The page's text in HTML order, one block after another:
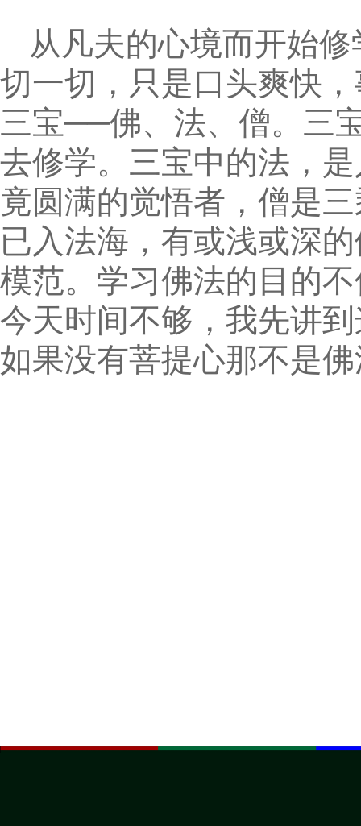
从凡夫的心境而开始
切一切，只是口头爽快
三宝──佛、法、僧。三
去修学。三宝中的法，
竟圆满的觉悟者，僧是
已入法海，有或浅或深
模范。学习佛法的目的
今天时间不够，我先讲
如果没有菩提心那不是